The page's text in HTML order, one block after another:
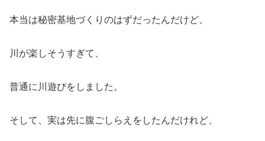
本当は秘密基地づくりのはずだったんだけど、
川が楽しそうすぎて、
普通に川遊びをしました。
そして、実は先に腹ごしらえをしたんだけれど、